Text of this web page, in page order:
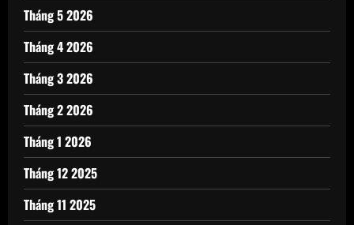
Tháng 5 2026
Tháng 4 2026
Tháng 3 2026
Tháng 2 2026
Tháng 1 2026
Tháng 12 2025
Tháng 11 2025